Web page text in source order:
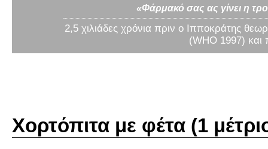
«Φάρμακό σας ας γίνει η
2,5 χιλιάδες χρόνια πριν ο Ιπποκράτης
(WHO 1997) και
Χορτόπιτα με φέτα (1